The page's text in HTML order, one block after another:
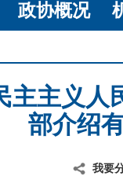
政协概况
主主义人
部介绍
我要